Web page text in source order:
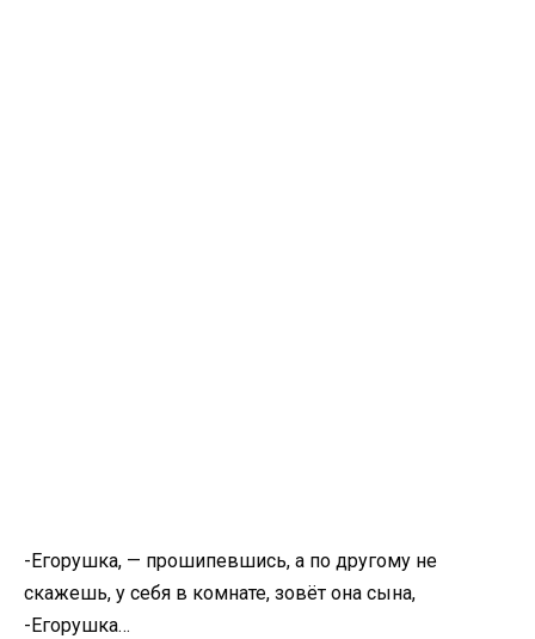
-Егорушка, — прошипевшись, а по другому не
скажешь, у себя в комнате, зовёт она сына,
-Егорушка…